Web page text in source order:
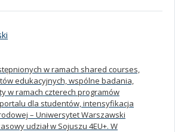
w ramach shared courses,
edukacyjnych, wspólne badania,
w ramach czterech programów
dla studentów, intensyfikacja
– Uniwersytet Warszawski
udział w Sojuszu 4EU+. W